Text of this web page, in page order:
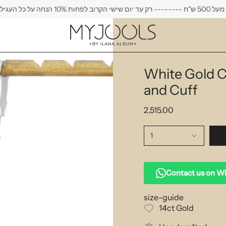
10% הנחה על כל העגילים
White Gold
and Cuff
2,515.00
1
Contact us on
size-guide
14ct Gold